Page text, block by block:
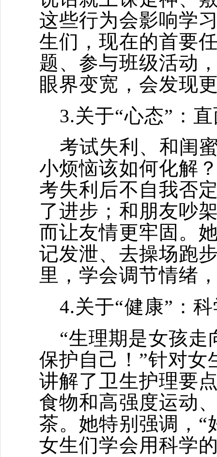
这些行为会影响学
生们，现在的首要
题、参与班级活动
眼界变宽，会发现
3.关于“心态”：
考试失利、和闺
小烦恼该如何化解
考失利后不自我否
了进步；和朋友吵
而让友情更牢固。
记发泄、去操场跑
里，学会调节情绪
4.关于“健康”：
“生理期是女孩
保护自己！”针对
讲解了卫生护理要
食物和高强度运动
茶。她特别强调，“
女生们学会用科学